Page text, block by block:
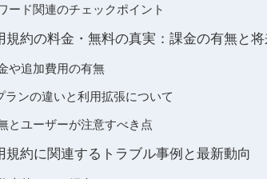
ード関連のチェックポイント
規約の料金・無料の真実：課金の有無と
や追加費用の有無
ランの違いと利用拡張について
とユーザーが注意すべき点
規約に関連するトラブル事例と最新動向